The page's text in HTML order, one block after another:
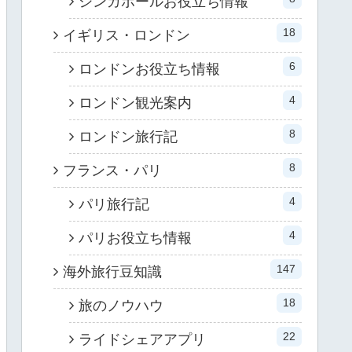
イギリス・ロンドン 18
ロンドンお役立ち情報 6
ロンドン観光案内 4
ロンドン旅行記 8
フランス・パリ 8
パリ旅行記 4
パリお役立ち情報 4
海外旅行豆知識 147
旅のノウハウ 18
ライドシェアアプリ 22